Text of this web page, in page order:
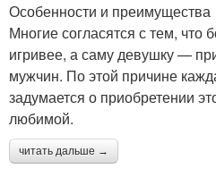
Особенности и преимущества
Многие согласятся с тем, что
игривее, а саму девушку —
мужчин. По этой причине
задумается о приобретении
любимой.
читать дальше →